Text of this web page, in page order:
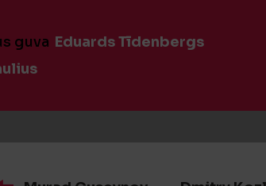
guva Eduards Tīdenbergs